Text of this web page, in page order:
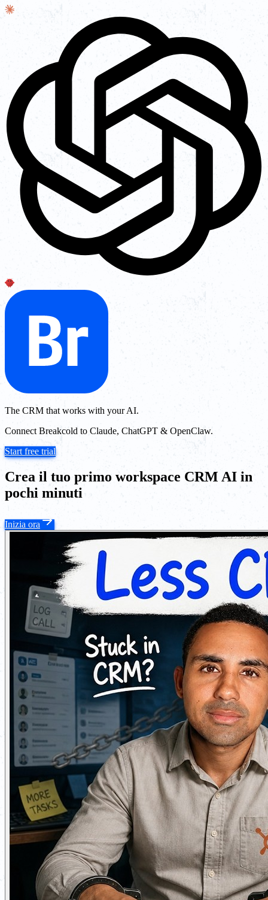
The CRM that works with your AI.
Connect Breakcold to Claude, ChatGPT & OpenClaw.
Start free trial
Crea il tuo primo workspace CRM AI in
pochi minuti
Inizia ora